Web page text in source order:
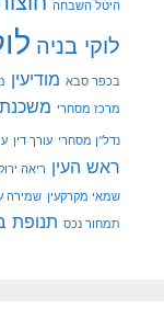
היטל השבחה
לוקי בניה
בכפר סבא מודיעין
מרכז מסחרי
נדל"ן מסחרי עורך דין
ראש העין ריאה
שמאי מקרקעין שמירה
תמחור נכס תנופת